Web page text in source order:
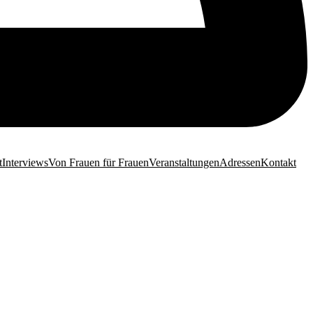
InterviewsVon Frauen für FrauenVeranstaltungenAdressenKontakt